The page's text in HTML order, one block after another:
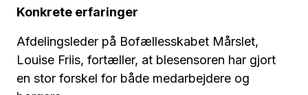
Konkrete erfaringer
Afdelingsleder på Bofællesskabet Mårslet,
Louise Friis, fortæller, at blesensoren har gjort
en stor forskel for både medarbejdere og